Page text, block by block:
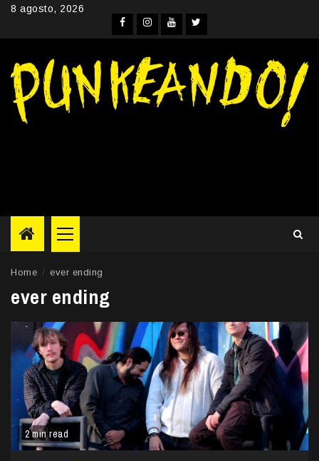
Skip8 agosto, 2026
Facebook
Instagram
YouTube
Twitter
Primary
Menu
Home ever ending
ever ending
2 min read